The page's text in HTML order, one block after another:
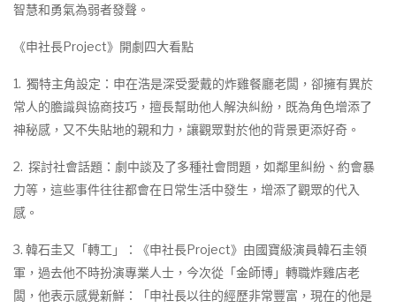
智慧和勇氣為弱者發聲。
《申社長Project》開劇四大看點
1. 獨特主角設定：申在浩是深受愛戴的炸雞餐廳老闆，卻擁有異於
常人的膽識與協商技巧，擅長幫助他人解決糾紛，既為角色增添了
神秘感，又不失貼地的親和力，讓觀眾對於他的背景更添好奇。
2. 探討社會話題：劇中談及了多種社會問題，如鄰里糾紛、約會暴
力等，這些事件往往都會在日常生活中發生，增添了觀眾的代入
感。
3. 韓石圭又「轉工」：《申社長Project》由國寶級演員韓石圭領
軍，過去他不時扮演專業人士，今次從「金師博」轉職炸雞店老
闆，他表示感覺新鮮：「申社長以往的經歷非常豐富，現在的他是